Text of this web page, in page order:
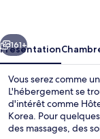
Suivant
161+
Présentation
Vous serez comme
L'hébergement se
d'intérêt comme
Korea. Pour
des massages, des